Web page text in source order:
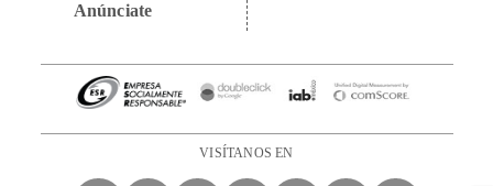
Anúnciate
VISÍTANOS EN